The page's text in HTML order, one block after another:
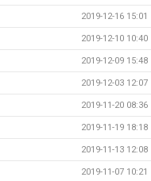
2019-12-16 15:01
2019-12-10 10:40
2019-12-09 15:48
2019-12-03 12:07
2019-11-20 08:36
2019-11-19 18:18
2019-11-13 12:08
2019-11-07 10:21